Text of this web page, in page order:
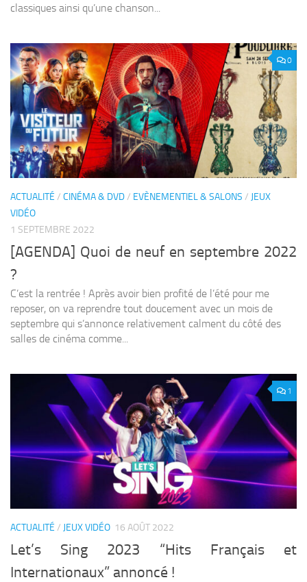
classiques ainsi qu’une chanson...
0
ACTUALITÉ / CINÉMA & DVD/ EVÈNEMENTIEL & SALONS / JEUX
VIDÉO
1 SEPTEMBRE 2022
[AGENDA] Quoi de neuf en septembre 2022
?
C’est la rentrée ! Après avoir bien profité de l’été pour me
reposer, on va reprendre tout doucement avec un mois de
septembre qui s’annonce relativement calment du côté des
salles de cinéma comme...
1
ACTUALITÉ / JEUX VIDÉO 16 AOÛT 2022
Let’s Sing 2023 “Hits Français et
Internationaux” annoncé !